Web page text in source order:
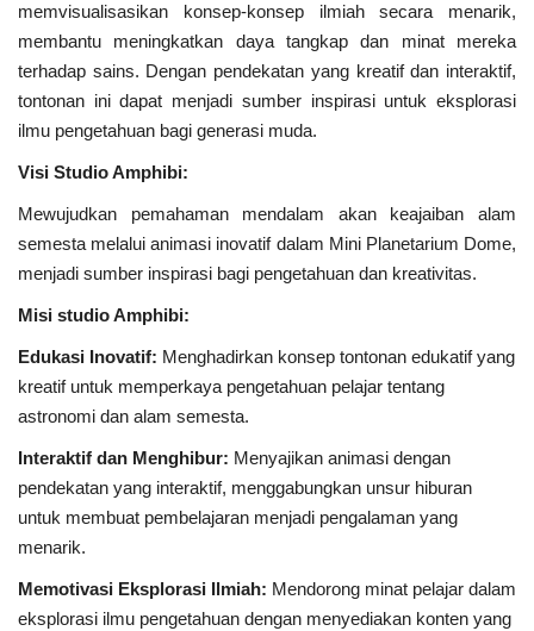
memvisualisasikan konsep-konsep ilmiah secara menarik,
membantu meningkatkan daya tangkap dan minat mereka
terhadap sains. Dengan pendekatan yang kreatif dan interaktif,
tontonan ini dapat menjadi sumber inspirasi untuk eksplorasi
ilmu pengetahuan bagi generasi muda.
Visi Studio Amphibi:
Mewujudkan pemahaman mendalam akan keajaiban alam
semesta melalui animasi inovatif dalam Mini Planetarium Dome,
menjadi sumber inspirasi bagi pengetahuan dan kreativitas.
Misi studio Amphibi:
Edukasi Inovatif: Menghadirkan konsep tontonan edukatif yang
kreatif untuk memperkaya pengetahuan pelajar tentang
astronomi dan alam semesta.
Interaktif dan Menghibur: Menyajikan animasi dengan
pendekatan yang interaktif, menggabungkan unsur hiburan
untuk membuat pembelajaran menjadi pengalaman yang
menarik.
Memotivasi Eksplorasi Ilmiah: Mendorong minat pelajar dalam
eksplorasi ilmu pengetahuan dengan menyediakan konten yang